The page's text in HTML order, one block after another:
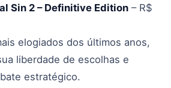
Sin 2 – Definitive Edition– R$
elogiados dos últimos anos,
liberdade de escolhas e
estratégico.